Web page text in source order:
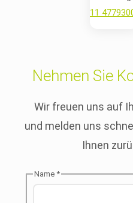
0911
Nehmen Sie
Wir freuen uns auf
und melden uns
Ihnen
Anfrage
Name *